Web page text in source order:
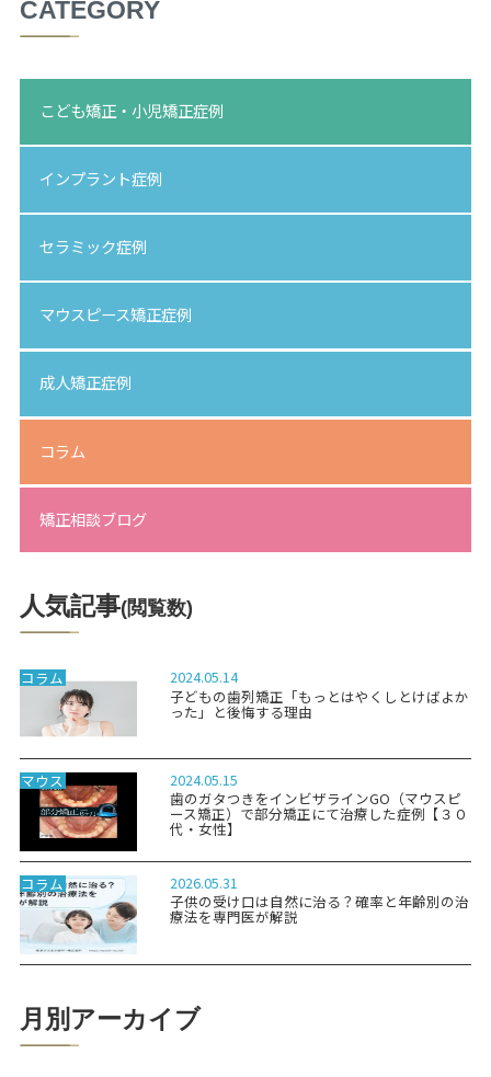
CATEGORY
こども矯正・小児矯正症例
インプラント症例
セラミック症例
マウスピース矯正症例
成人矯正症例
コラム
矯正相談ブログ
人気記事(閲覧数)
コラム
2024.05.14
子どもの歯列矯正「もっとはやくしとけばよか
った」と後悔する理由
マウス
2024.05.15
歯のガタつきをインビザラインGO（マウスピ
ース矯正）で部分矯正にて治療した症例【３０
代・女性】
コラム
2026.05.31
子供の受け口は自然に治る？確率と年齢別の治
療法を専門医が解説
月別アーカイブ